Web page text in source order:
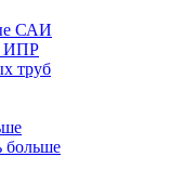
САИ
ИПР
труб